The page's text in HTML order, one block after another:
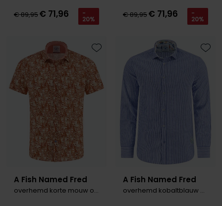
€ 89,95€ 71,96 -
20% € 89,95€ 71,96 -
20%
A Fish Named Fred
overhemd korte mouw oranje print
Toevoegen aan favorieten
A Fish Named Fred
overhemd kobaltblauw gestreept